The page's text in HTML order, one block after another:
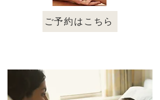
ご予約はこちら